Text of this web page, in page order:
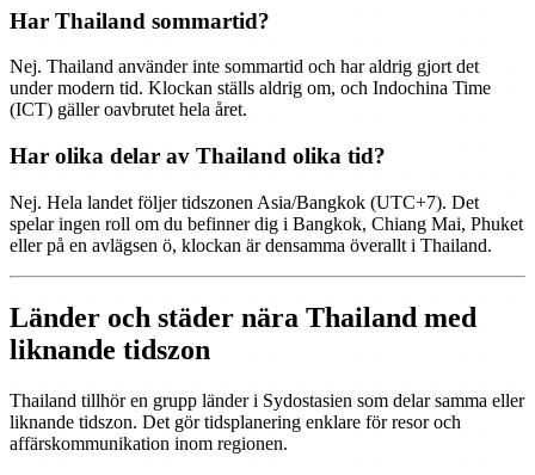
Har Thailand sommartid?
Nej. Thailand använder inte sommartid och har aldrig gjort det
under modern tid. Klockan ställs aldrig om, och Indochina Time
(ICT) gäller oavbrutet hela året.
Har olika delar av Thailand olika tid?
Nej. Hela landet följer tidszonen Asia/Bangkok (UTC+7). Det
spelar ingen roll om du befinner dig i Bangkok, Chiang Mai, Phuket
eller på en avlägsen ö, klockan är densamma överallt i Thailand.
Länder och städer nära Thailand med
liknande tidszon
Thailand tillhör en grupp länder i Sydostasien som delar samma eller
liknande tidszon. Det gör tidsplanering enklare för resor och
affärskommunikation inom regionen.